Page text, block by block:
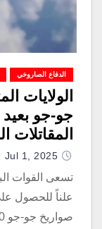
الدفاع الصاروخي
الولايات
المقاتلات
Jul 1, 2025
تسعى القوات
علناً للحصول